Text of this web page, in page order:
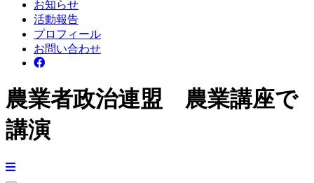
お知らせ
活動報告
プロフィール
お問い合わせ
農業者政治連盟 農業講座で
講演